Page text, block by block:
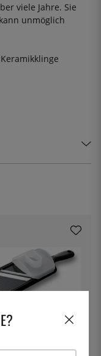
viele Jahre. Sie
unmöglich
Mandoline mit